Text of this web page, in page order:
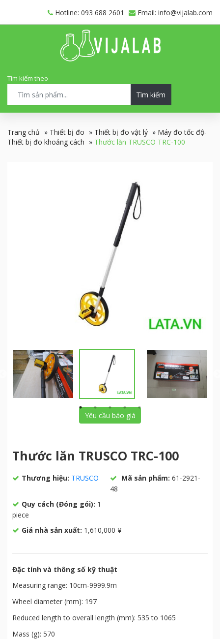
Hotline: 093 688 2601 Email: info@vijalab.com
Tìm kiếm theo
Tìm kiếm
Trang chủ » Thiết bị đo » Thiết bị đo vật lý » Máy đo tốc độ-
Thiết bị đo khoảng cách » Thước lăn TRUSCO TRC-100
Yêu cầu báo giá
Thước lăn TRUSCO TRC-100
Thương hiệu: TRUSCO Mã sản phẩm: 61-2921-
48
Quy cách (Đóng gói): 1
piece
Giá nhà sản xuất: 1,610,000 ¥
Đặc tính và thông số kỹ thuật
Measuring range: 10cm-9999.9m
Wheel diameter (mm): 197
Reduced length to overall length (mm): 535 to 1065
Mass (g): 570